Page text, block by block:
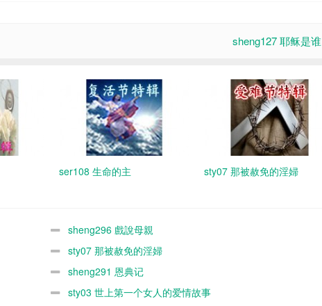
sheng127 耶稣是谁
ser108 生命的主 sty07 那被赦免的淫婦
sheng296 戲說母親
sty07 那被赦免的淫婦
sheng291 恩典记
sty03 世上第一个女人的爱情故事